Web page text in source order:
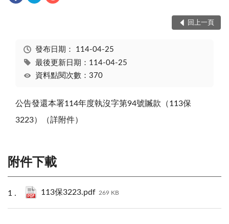
回上一頁
發布日期： 114-04-25
最後更新日期：114-04-25
資料點閱次數：370
公告發還本署114年度執沒字第94號贓款（113保
3223）（詳附件）
附件下載
113保3223.pdf 269 KB